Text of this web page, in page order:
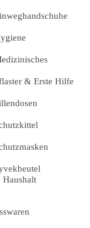
& Erste Hilfe
Haushalt